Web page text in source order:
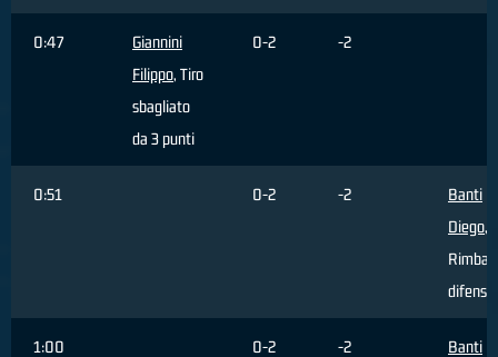
0:47
Giannini
Filippo, Tiro
sbagliato
da 3 punti
0-2 -2
0:51 0-2 -2
Banti
Diego,
1:00 0-2 -2
Banti